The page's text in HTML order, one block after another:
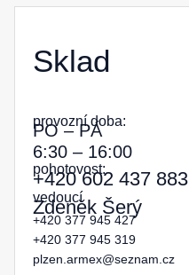
Sklad
provozní doba:
PO – PÁ
6:30 – 16:00
pohotovost:
+420 602 437 883
vedoucí
Zdeněk Šerý
+420 377 945 427
+420 377 945 319
plzen.armex@seznam.cz